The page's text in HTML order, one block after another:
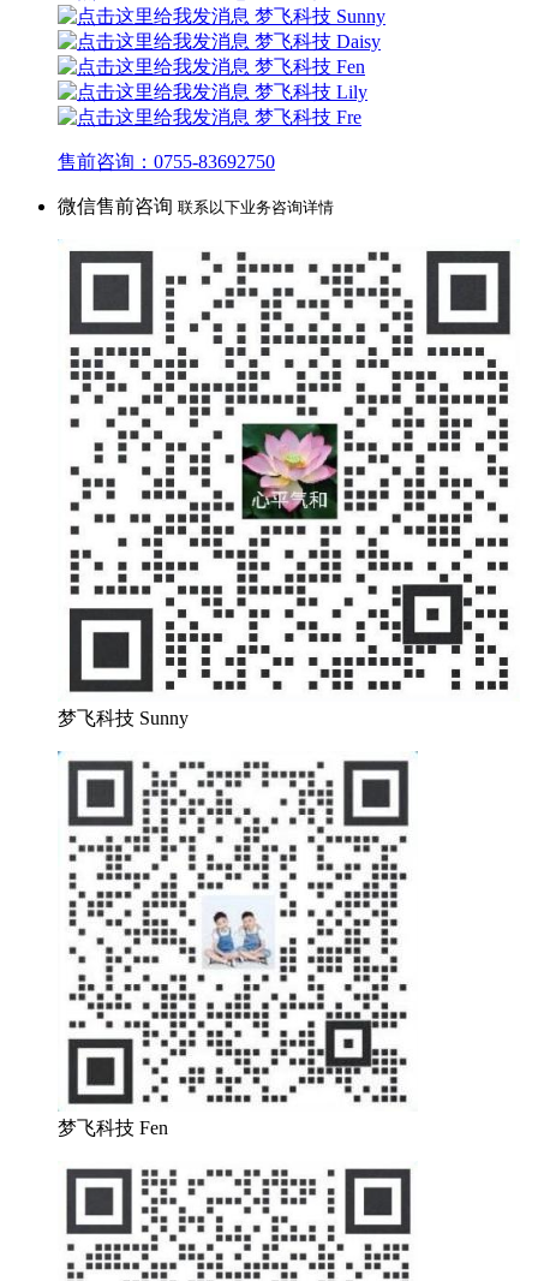
梦飞科技 Sunny
梦飞科技 Daisy
梦飞科技 Fen
梦飞科技 Lily
梦飞科技 Fre
售前咨询：0755-83692750
微信售前咨询 联系以下业务咨询详情
梦飞科技 Sunny
梦飞科技 Fen